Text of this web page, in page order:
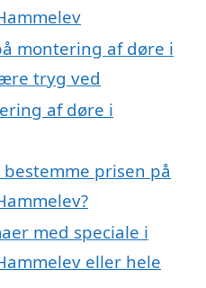
montering af døre i
tryg ved
af døre i
prisen på
med speciale i
eller hele